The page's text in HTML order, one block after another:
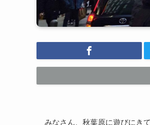
みなさん、秋葉原に遊びにき